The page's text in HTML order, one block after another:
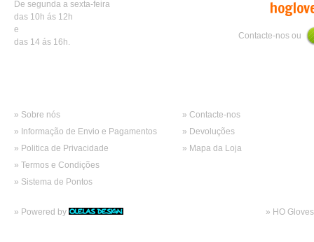
De segunda a sexta-feira
das 10h ás 12h
e
das 14 ás 16h.
Contacte-nos ou
» Sobre nós
» Informação de Envio e Pagamentos
» Politica de Privacidade
» Termos e Condições
» Sistema de Pontos
» Contacte-nos
» Devoluções
» Mapa da Loja
» Powered by » HO